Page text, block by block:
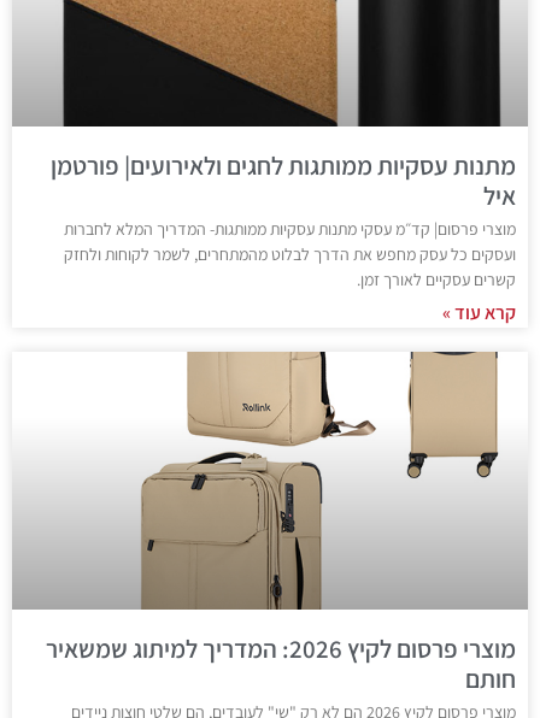
מתנות עסקיות ממותגות לחגים ולאירועים| פורטמן
איל
מוצרי פרסום| קד״מ עסקי מתנות עסקיות ממותגות- המדריך המלא לחברות
ועסקים כל עסק מחפש את הדרך לבלוט מהמתחרים, לשמר לקוחות ולחזק
קשרים עסקיים לאורך זמן.
קרא עוד »
מוצרי פרסום לקיץ 2026: המדריך למיתוג שמשאיר
חותם
מוצרי פרסום לקיץ 2026 הם לא רק "שי" לעובדים, הם שלטי חוצות ניידים